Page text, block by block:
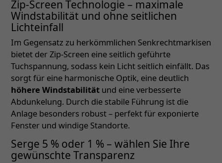
Zip-Screen Technologie – maximale
Windstabilität und ohne seitlichen
Lichteinfall
Im Gegensatz zu herkömmlichen Senkrechtmarkisen
bietet der Zip-Screen eine seitlich geführte
Tuchspannung, sodass kein Licht seitlich einfällt. Das
sorgt für eine harmonische Optik, eine deutlich
höhere Windstabilität und eine verbesserte
Abdunkelung. Durch die stabile Führung ist die
Anlage besonders robust – perfekt für exponierte
Fenster und windige Standorte.
Serge 5 % oder 1 % – wählen Sie Ihre
gewünschte Transparenz